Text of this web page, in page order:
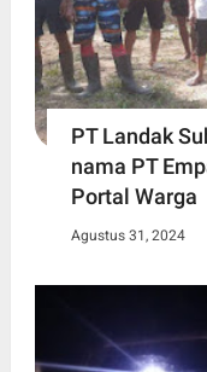
PT Landak
nama PT
Portal Warga
Agustus 31, 2024